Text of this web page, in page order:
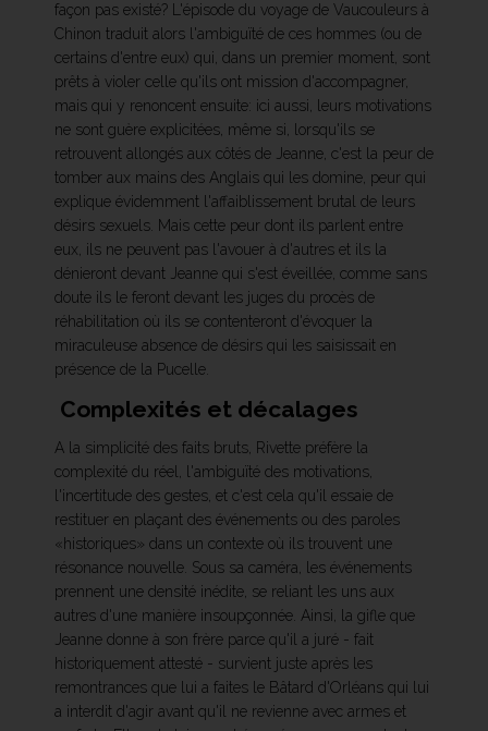
façon pas existé? L'épisode du voyage de Vaucouleurs à
Chinon traduit alors l'ambiguïté de ces hommes (ou de
certains d'entre eux) qui, dans un premier moment, sont
prêts à violer celle qu'ils ont mission d'accompagner,
mais qui y renoncent ensuite: ici aussi, leurs motivations
ne sont guère explicitées, même si, lorsqu'ils se
retrouvent allongés aux côtés de Jeanne, c'est la peur de
tomber aux mains des Anglais qui les domine, peur qui
explique évidemment l'affaiblissement brutal de leurs
désirs sexuels. Mais cette peur dont ils parlent entre
eux, ils ne peuvent pas l'avouer à d'autres et ils la
dénieront devant Jeanne qui s'est éveillée, comme sans
doute ils le feront devant les juges du procès de
réhabilitation où ils se contenteront d'évoquer la
miraculeuse absence de désirs qui les saisissait en
présence de la Pucelle.
Complexités et décalages
A la simplicité des faits bruts, Rivette préfère la
complexité du réel, l'ambiguïté des motivations,
l'incertitude des gestes, et c'est cela qu'il essaie de
restituer en plaçant des événements ou des paroles
«historiques» dans un contexte où ils trouvent une
résonance nouvelle. Sous sa caméra, les événements
prennent une densité inédite, se reliant les uns aux
autres d'une manière insoupçonnée. Ainsi, la gifle que
Jeanne donne à son frère parce qu'il a juré - fait
historiquement attesté - survient juste après les
remontrances que lui a faites le Bâtard d'Orléans qui lui
a interdit d'agir avant qu'il ne revienne avec armes et